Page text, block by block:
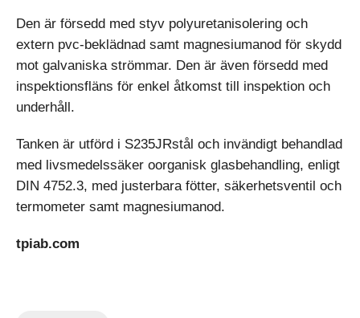
Den är försedd med styv polyuretanisolering och
extern pvc-beklädnad samt magnesiumanod för skydd
mot galvaniska strömmar. Den är även försedd med
inspektionsfläns för enkel åtkomst till inspektion och
underhåll.
Tanken är utförd i S235JRstål och invändigt behandlad
med livsmedelssäker oorganisk glasbehandling, enligt
DIN 4752.3, med justerbara fötter, säkerhetsventil och
termometer samt magnesiumanod.
tpiab.com